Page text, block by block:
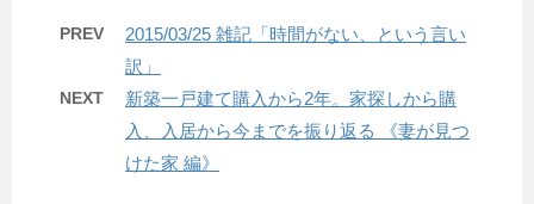
PREV
2015/03/25 雑記「時間がない、という言い
訳」
NEXT
新築一戸建て購入から2年。家探しから購
入、入居から今までを振り返る 《妻が見つ
けた家 編》